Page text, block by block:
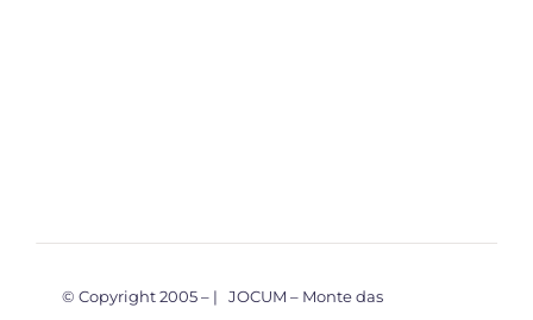
© Copyright 2005 – | JOCUM – Monte das